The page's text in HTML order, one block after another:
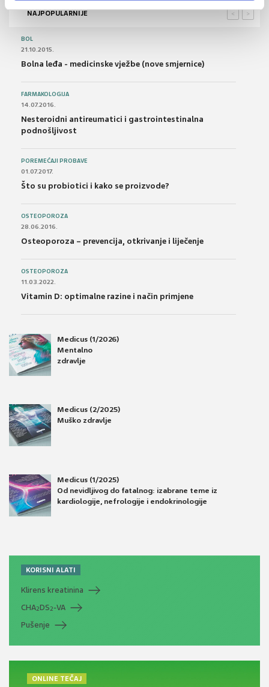
NAJPOPULARNIJE >
<
BOL
21.10.2015.
Bolna leđa - medicinske vježbe (nove smjernice)
FARMAKOLOGIJA
14.07.2016.
Nesteroidni antireumatici i gastrointestinalna
podnošljivost
POREMEĆAJI PROBAVE
01.07.2017.
Što su probiotici i kako se proizvode?
OSTEOPOROZA
28.06.2016.
Osteoporoza – prevencija, otkrivanje i liječenje
OSTEOPOROZA
11.03.2022.
Vitamin D: optimalne razine i način primjene
Medicus (1/2026)
Mentalno
zdravlje
Medicus (2/2025)
Muško zdravlje
Medicus (1/2025)
Od nevidljivog do fatalnog: izabrane teme iz
kardiologije, nefrologije i endokrinologije
KORISNI ALATI
Klirens kreatinina
CHA2DS2-VA
Pušenje
ONLINE TEČAJ